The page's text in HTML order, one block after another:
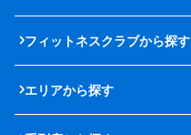
フィットネスクラブから探す
エリアから探す